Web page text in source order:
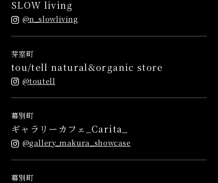
SLOW living
@n_slowliving
芽室町
tou/tell natural&organic store
@toutell
幕別町
ギャラリーカフェ_Carita_
@gallery_makura_showcase
幕別町